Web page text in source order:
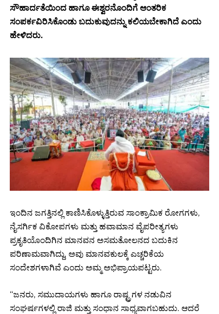
ಸೌಹಾರ್ದತೆಯಿಂದ ಹಾಗೂ ಈಶ್ವರನೊಂದಿಗೆ ಆಂತರಿಕ
ಸಂಪರ್ಕವಿರಿಸಿಕೊಂಡು ಬದುಕುವುದನ್ನು ಕಲಿಯಬೇಕಾಗಿದೆ ಎಂದು
ಹೇಳಿದರು.
ಇಂದಿನ ಜಗತ್ತಿನಲ್ಲಿ ಕಾಣಿಸಿಕೊಳ್ಳುತ್ತಿರುವ ಸಾಂಕ್ರಾಮಿಕ ರೋಗಗಳು,
ನೈಸರ್ಗಿಕ ವಿಕೋಪಗಳು ಮತ್ತು ಹವಾಮಾನ ವೈಪರೀತ್ಯಗಳು
ಪ್ರಕೃತಿಯೊಂದಿಗಿನ ಮಾನವನ ಅಸಮತೋಲನದ ಬದುಕಿನ
ಪರಿಣಾಮವಾಗಿದ್ದು, ಅವು ಮಾನವಕುಲಕ್ಕೆ ಎಚ್ಚರಿಕೆಯ
ಸಂದೇಶಗಳಾಗಿವೆ ಎಂದು ಅಮ್ಮ ಅಭಿಪ್ರಾಯಪಟ್ಟರು.
“ಜನರು, ಸಮುದಾಯಗಳು ಹಾಗೂ ರಾಷ್ಟ್ರಗಳ ನಡುವಿನ
ಸಂಘರ್ಷಗಳಲ್ಲಿ ರಾಜಿ ಮತ್ತು ಸಂಧಾನ ಸಾಧ್ಯವಾಗಬಹುದು. ಆದರೆ